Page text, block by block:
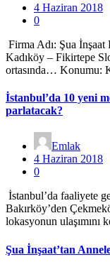
4 Haziran 2018
0
Firma Adı: Şua
Kadıköy – Fikirtepe
ortasında… Konumu:
İstanbul’da 10 yeni
parlatacak?
Emlak
4 Haziran 2018
0
İstanbul’da faaliyete
Bakırköy’den
lokasyonun
Şua İnşaat’tan